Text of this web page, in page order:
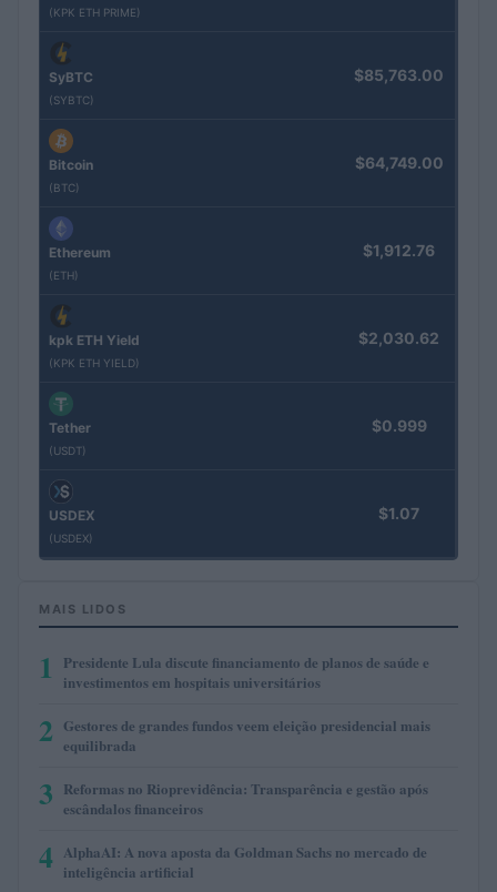
(KPK ETH PRIME)
SyBTC
(SYBTC)
$85,763.00
Bitcoin
(BTC)
$64,749.00
Ethereum
(ETH)
$1,912.76
kpk ETH Yield
(KPK ETH YIELD)
$2,030.62
Tether
(USDT)
$0.999
USDEX
(USDEX)
$1.07
MAIS LIDOS
1
Presidente Lula discute financiamento de planos de saúde e
investimentos em hospitais universitários
2 Gestores de grandes fundos veem eleição presidencial mais
equilibrada
3 Reformas no Rioprevidência: Transparência e gestão após
escândalos financeiros
4 AlphaAI: A nova aposta da Goldman Sachs no mercado de
inteligência artificial